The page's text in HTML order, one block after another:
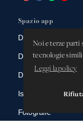
Noi e terze parti
tecnologie simili
Leggi la policy
Spazio app
DBAnima
DBContest
DBDrive
Iscrizioni
Fotografie